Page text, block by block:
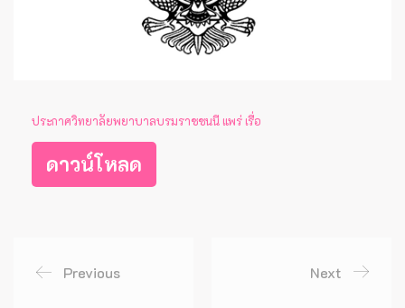
ประกาศวิทยาลัยพยาบาลบรมราชชนนี แพร่ เรื่อ
ดาวน์โหลด
Previous Next